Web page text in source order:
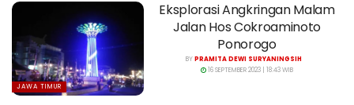
JAWA TIMUR
Eksplorasi Angkringan Malam
Jalan Hos Cokroaminoto
Ponorogo
BYPRAMITA DEWI SURYANINGSIH
16 SEPTEMBER 2023 | 18:43 WIB